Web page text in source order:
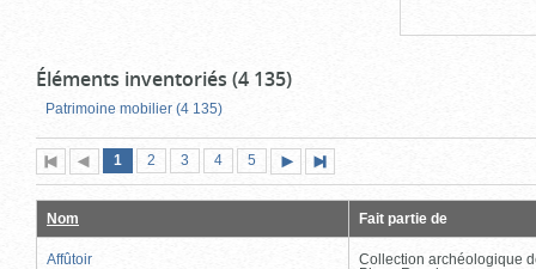
Éléments inventoriés (4 135)
Patrimoine mobilier (4 135)
Première
page
Page
précédente
Page
1 (page
actuelle)
Page
2 Page
3 Page
4 Page
5
suivante
page
Nom Fait partie de
Affûtoir
Collection archéologique